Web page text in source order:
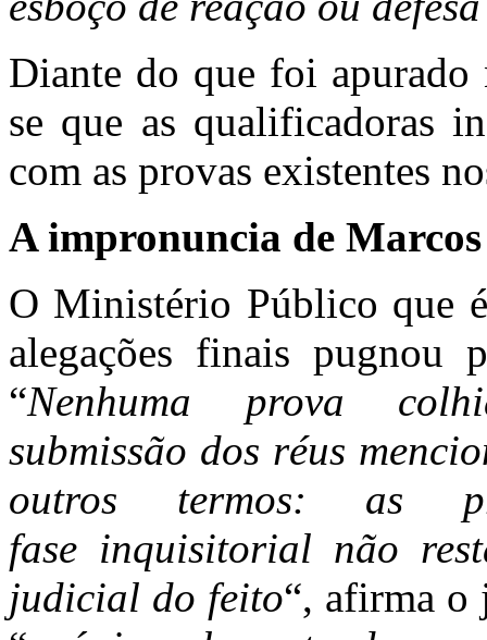
Diante do que foi apurado
se que as qualificadoras
com as provas existentes
A impronuncia de
O Ministério Público que
alegações finais pugnou
“Nenhuma prova
submissão dos réus
outros termos: as
fase inquisitorial não
judicial do feito“, afirma o